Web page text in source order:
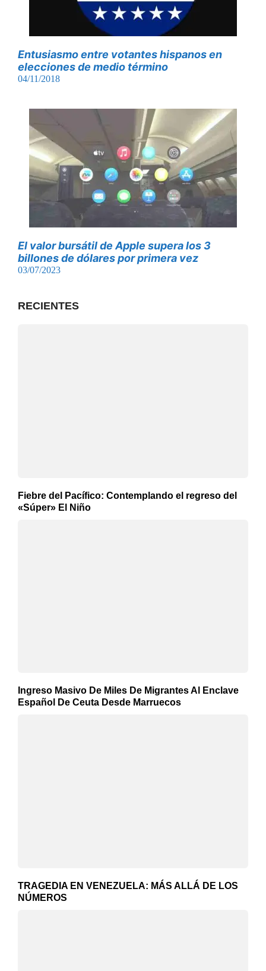
Entusiasmo entre votantes hispanos en
elecciones de medio término
04/11/2018
El valor bursátil de Apple supera los 3
billones de dólares por primera vez
03/07/2023
RECIENTES
Fiebre del Pacífico: Contemplando el regreso del
«Súper» El Niño
Ingreso Masivo De Miles De Migrantes Al Enclave
Español De Ceuta Desde Marruecos
TRAGEDIA EN VENEZUELA: MÁS ALLÁ DE LOS
NÚMEROS